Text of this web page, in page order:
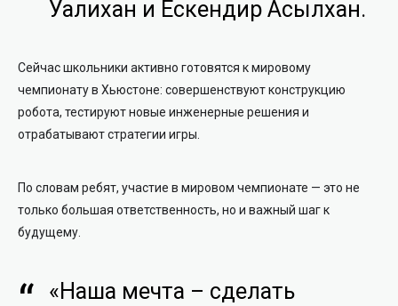
Уалихан и Ескендир Асылхан.
Сейчас школьники активно готовятся к мировому
чемпионату в Хьюстоне: совершенствуют конструкцию
робота, тестируют новые инженерные решения и
отрабатывают стратегии игры.
По словам ребят, участие в мировом чемпионате — это не
только большая ответственность, но и важный шаг к
будущему.
«Наша мечта – сделать